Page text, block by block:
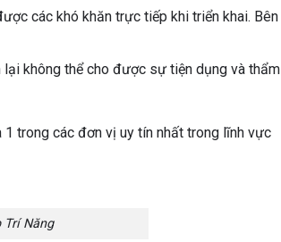
các khó khăn trực tiếp khi triển khai. Bên
không thể cho được sự tiện dụng và thẩm
1 trong các đơn vị uy tín nhất trong lĩnh vực
Năng